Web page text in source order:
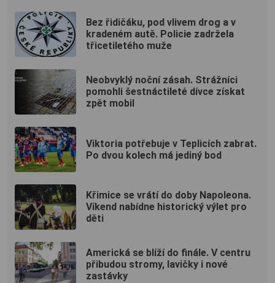
Bez řidičáku, pod vlivem drog a v
kradeném autě. Policie zadržela
třicetiletého muže
Neobvyklý noční zásah. Strážníci
pomohli šestnáctileté dívce získat
zpět mobil
Viktoria potřebuje v Teplicích zabrat.
Po dvou kolech má jediný bod
Křimice se vrátí do doby Napoleona.
Víkend nabídne historický výlet pro
děti
Americká se blíží do finále. V centru
přibudou stromy, lavičky i nové
zastávky